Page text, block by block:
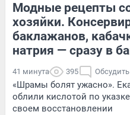
Модные рецепты
хозяйки.
баклажанов,
натрия — сразу в
41 минута 395 Обсудить
«Шрамы болят ужасно».
облили кислотой по
своем восстановлении